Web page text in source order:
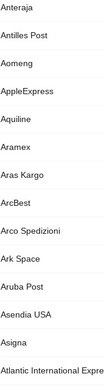
Anteraja
Antilles Post
Aomeng
AppleExpress
Aquiline
Aramex
Aras Kargo
ArcBest
Arco Spedizioni
Ark Space
Aruba Post
Asendia USA
Asigna
Atlantic International